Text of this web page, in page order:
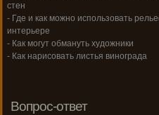
стен
- Где и как можно использовать
интерьере
- Как могут обмануть художники
- Как нарисовать листья винограда
Вопрос-ответ